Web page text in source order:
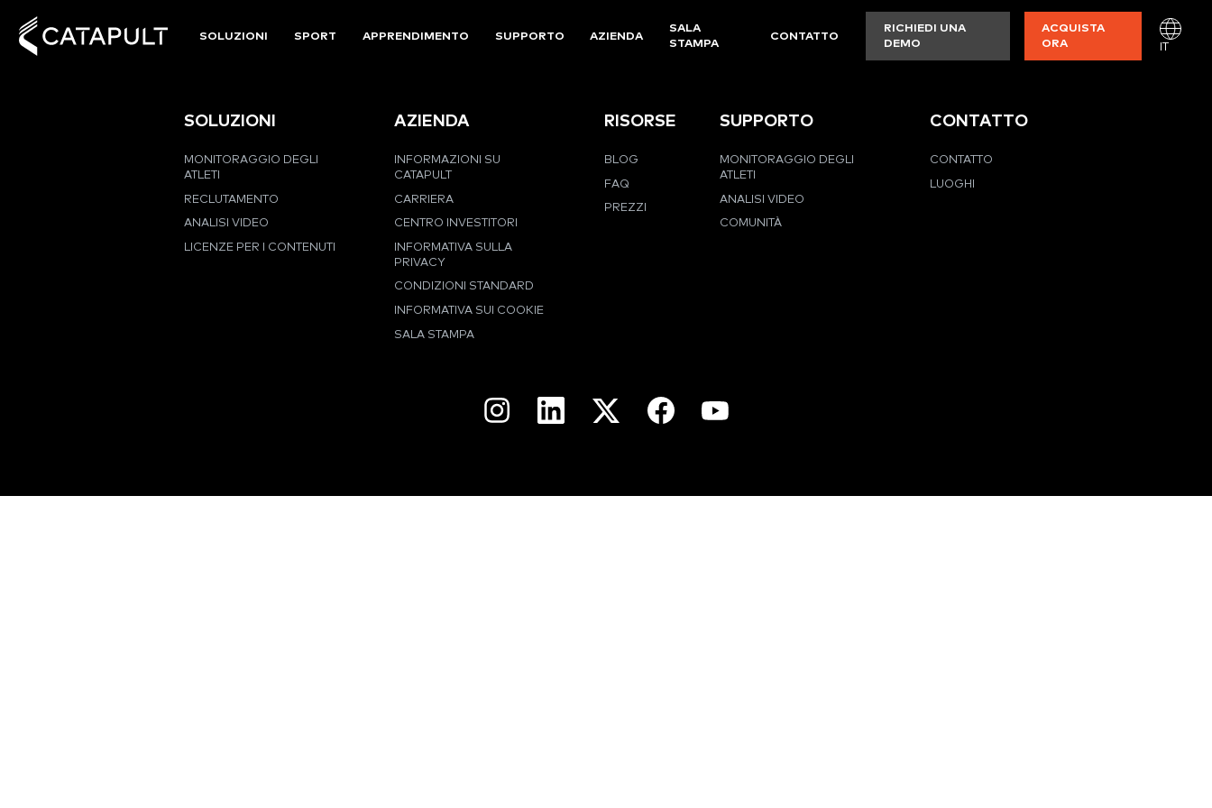
SOLUZIONI SPORT APPRENDIMENTO SUPPORTO AZIENDA
SALA
STAMPA
CONTATTO
RICHIEDI UNA
DEMO
ACQUISTA
ORA
IT
SOLUZIONI
MONITORAGGIO DEGLI
ATLETI
RECLUTAMENTO
ANALISI VIDEO
LICENZE PER I CONTENUTI
AZIENDA
INFORMAZIONI SU
CATAPULT
CARRIERA
CENTRO INVESTITORI
INFORMATIVA SULLA
PRIVACY
CONDIZIONI STANDARD
INFORMATIVA SUI COOKIE
SALA STAMPA
RISORSE
BLOG
FAQ
PREZZI
SUPPORTO
MONITORAGGIO DEGLI
ATLETI
ANALISI VIDEO
COMUNITÀ
CONTATTO
CONTATTO
LUOGHI